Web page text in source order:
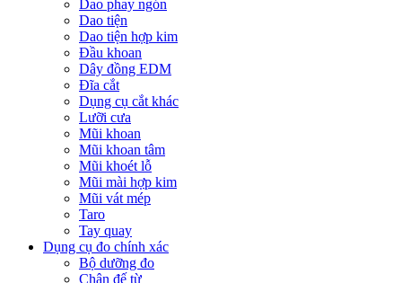
Dao phay ngón
Dao tiện
Dao tiện hợp kim
Đầu khoan
Dây đồng EDM
Đĩa cắt
Dụng cụ cắt khác
Lưỡi cưa
Mũi khoan
Mũi khoan tâm
Mũi khoét lỗ
Mũi mài hợp kim
Mũi vát mép
Taro
Tay quay
Dụng cụ đo chính xác
Bộ dưỡng đo
Chân đế từ